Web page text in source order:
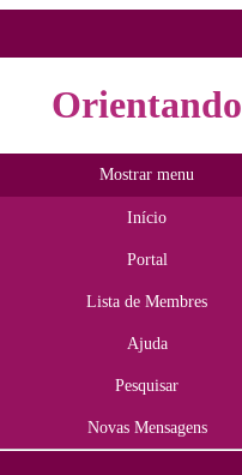
Orientando
Mostrar menu
Início
Portal
Lista de Membres
Ajuda
Pesquisar
Novas Mensagens